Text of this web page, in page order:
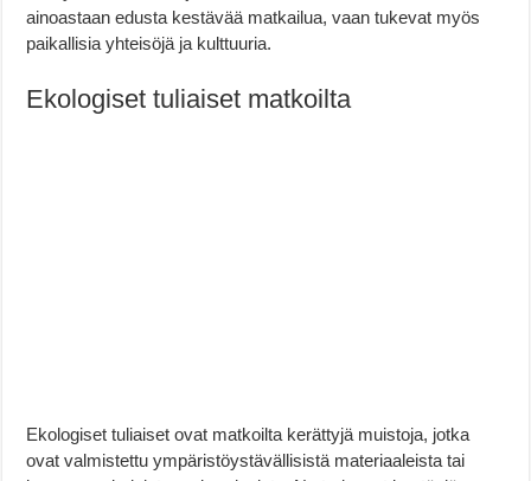
ainoastaan edusta kestävää matkailua, vaan tukevat myös
paikallisia yhteisöjä ja kulttuuria.
Ekologiset tuliaiset matkoilta
Ekologiset tuliaiset ovat matkoilta kerättyjä muistoja, jotka
ovat valmistettu ympäristöystävällisistä materiaaleista tai